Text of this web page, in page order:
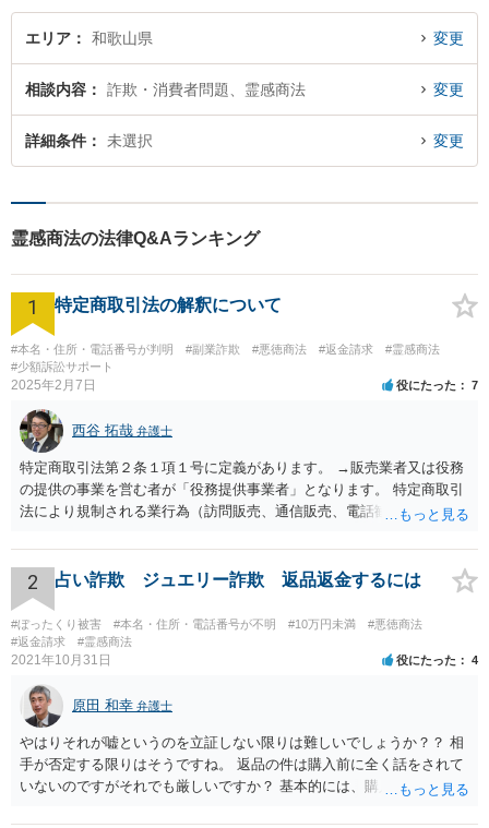
エリア 和歌山県 変更
相談内容 詐欺・消費者問題、霊感商法 変更
詳細条件 未選択 変更
霊感商法の法律Q&Aランキング
1 特定商取引法の解釈について
#本名・住所・電話番号が判明 #副業詐欺 #悪徳商法 #返金請求
#霊感商法
#少額訴訟サポート
2025年2月7日 役にたった 7
西谷 拓哉 弁護士
特定商取引法第２条１項１号に定義があります。 →販売業者又は役務
の提供の事業を営む者が「役務提供事業者」となります。 特定商取引
法により規制される業行為（訪問販売、通信販売、電話勧誘販売な
を守る必要があります。
2 占い詐欺 ジュエリー詐欺 返品返金するには
#ぼったくり被害 #本名・住所・電話番号が不明 #10万円未満
#悪徳商法
#返金請求
#霊感商法
2021年10月31日 役にたった 4
原田 和幸 弁護士
やはりそれが嘘というのを立証しない限りは難しいでしょうか？？ 相
手が否定する限りはそうですね。 返品の件は購入前に全く話をされて
いないのですがそれでも厳しいですか？ 基本的には、購入したのであ